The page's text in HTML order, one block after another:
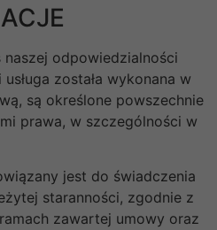
odpowiedzialności
została wykonana w
są określone powszechnie
prawa, w szczególności w
jest do świadczenia
staranności, zgodnie z
zawartej umowy oraz